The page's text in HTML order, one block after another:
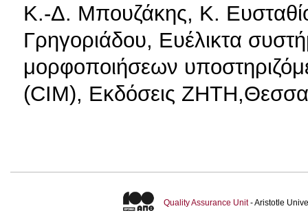
Κ.-Δ. Μπουζάκης, Κ.
Γρηγοριάδου, Ευέλικτα
μορφοποιήσεων
(CIM), Εκδόσεις
Quality Assurance Unit- Aristotle